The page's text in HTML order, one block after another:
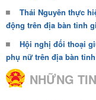
Thái Nguyên thực
động trên địa bàn tỉnh
Hội nghị đối thoại
phụ nữ trên địa bàn
NHỮNG